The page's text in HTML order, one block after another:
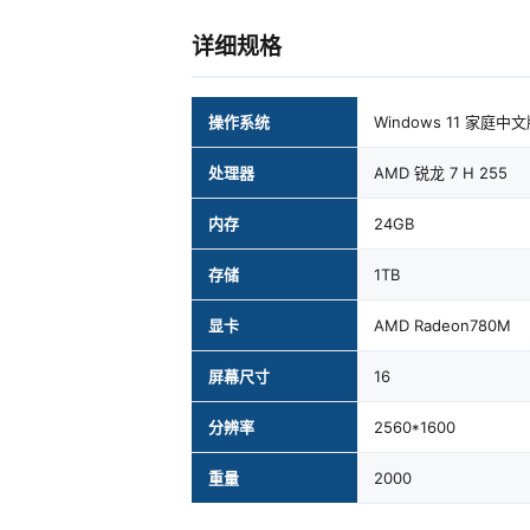
详细规格
操作系统 Windows 11 家庭中文
处理器 AMD 锐龙 7 H 255
内存 24GB
存储 1TB
显卡 AMD Radeon780M
屏幕尺寸 16
分辨率 2560*1600
重量 2000